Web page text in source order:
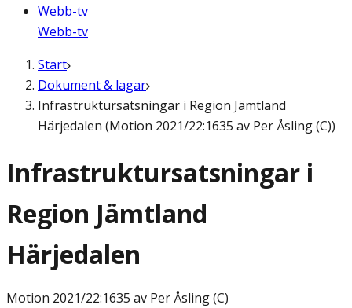
Webb-tv
Webb-tv
Start
Dokument & lagar
Infrastruktursatsningar i Region Jämtland
Härjedalen (Motion 2021/22:1635 av Per Åsling (C))
Infrastruktursatsningar i
Region Jämtland
Härjedalen
Motion 2021/22:1635 av Per Åsling (C)